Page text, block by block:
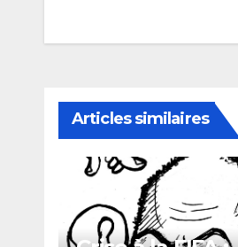
Articles similaires